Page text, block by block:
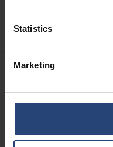
Statistics
Marketing